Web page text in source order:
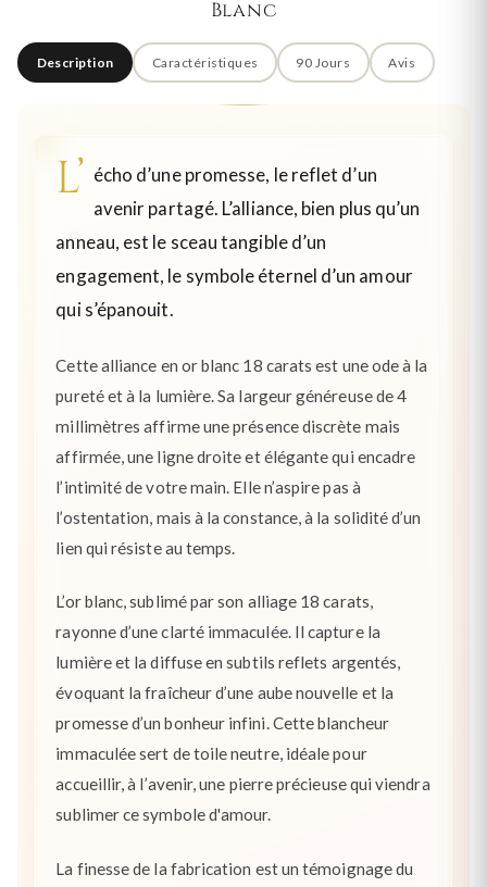
Blanc
Description Caractéristiques 90 Jours Avis
L’ écho d’une promesse, le reflet d’un
avenir partagé. L’alliance, bien plus qu’un
anneau, est le sceau tangible d’un
engagement, le symbole éternel d’un amour
qui s’épanouit.
Cette alliance en or blanc 18 carats est une ode à la
pureté et à la lumière. Sa largeur généreuse de 4
millimètres affirme une présence discrète mais
affirmée, une ligne droite et élégante qui encadre
l’intimité de votre main. Elle n’aspire pas à
l’ostentation, mais à la constance, à la solidité d’un
lien qui résiste au temps.
L’or blanc, sublimé par son alliage 18 carats,
rayonne d’une clarté immaculée. Il capture la
lumière et la diffuse en subtils reflets argentés,
évoquant la fraîcheur d’une aube nouvelle et la
promesse d’un bonheur infini. Cette blancheur
immaculée sert de toile neutre, idéale pour
accueillir, à l’avenir, une pierre précieuse qui viendra
sublimer ce symbole d'amour.
La finesse de la fabrication est un témoignage du